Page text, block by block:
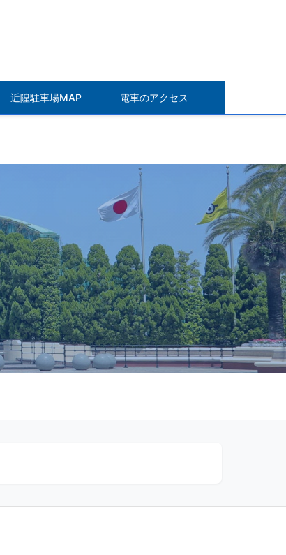
近隍駐車場MAP 電車のアクセス